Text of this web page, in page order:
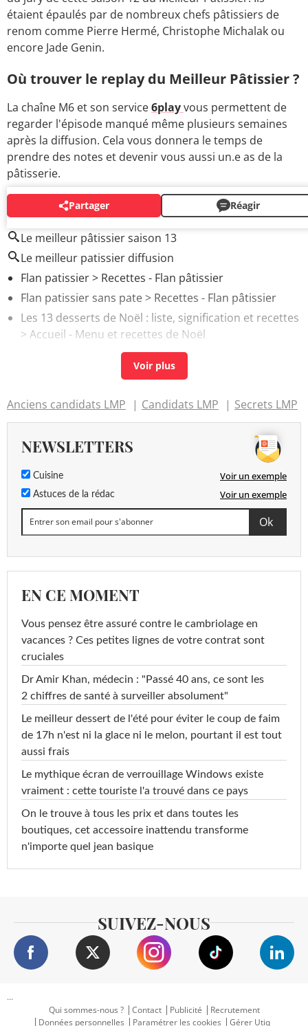
étaient épaulés par de nombreux chefs pâtissiers de
renom comme Pierre Hermé, Christophe Michalak ou
encore Jade Genin.
Où trouver le replay du Meilleur Pâtissier ?
La chaîne M6 et son service6playvous permettent de
regarder l'épisode manqué même plusieurs semaines
après la diffusion. Cela vous donnera le temps de
prendre des notes et devenir vous aussi un.e as de la
pâtisserie.
Partager Réagir
AUTOUR DU MÊME SUJET
Le meilleur pâtissier saison 13
Le meilleur patissier diffusion
Flan patissier> Recettes - Flan pâtissier
Flan patissier sans pate> Recettes - Flan pâtissier
Les 13 desserts de Noël : liste, signification et recettes
> Accueil - Menu et recettes de Noël
Flan pâtissier thermomix> Recettes - Flan pâtissier
Anciens candidats LMP Candidats LMP Secrets LMP
NEWSLETTERS
Cuisine Voir un exemple
Astuces de la rédac Voir un exemple
EN CE MOMENT
Vous pensez être assuré contre le cambriolage en
vacances ? Ces petites lignes de votre contrat sont
cruciales
Dr Amir Khan, médecin : "Passé 40 ans, ce sont les
2 chiffres de santé à surveiller absolument"
Le meilleur dessert de l'été pour éviter le coup de faim
de 17h n'est ni la glace ni le melon, pourtant il est tout
aussi frais
Le mythique écran de verrouillage Windows existe
vraiment : cette touriste l'a trouvé dans ce pays
On le trouve à tous les prix et dans toutes les
boutiques, cet accessoire inattendu transforme
n'importe quel jean basique
SUIVEZ-NOUS
...
Qui sommes-nous ?
Contact Publicité
Recrutement
Données personnelles
Paramétrer les cookies Gérer Utiq